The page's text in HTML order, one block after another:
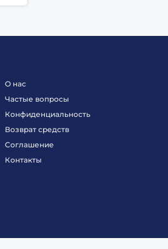
О нас
Частые вопросы
Конфиденциальность
Возврат средств
Соглашение
Контакты